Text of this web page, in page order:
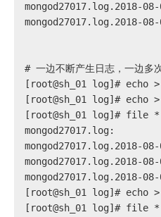
mongod27017.log.2018-
mongod27017.log.2018-
# 一边不断产生日志，一边多
[root@sh_01 log]# echo >
[root@sh_01 log]# echo >
[root@sh_01 log]# file *
mongod27017.log:
mongod27017.log.2018-
mongod27017.log.2018-
mongod27017.log.2018-
[root@sh_01 log]# echo >
[root@sh_01 log]# file *